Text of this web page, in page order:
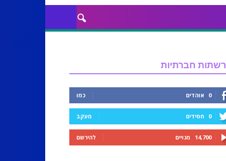
רשתות חברתיות
0 אוהדים כמו
0 חסידים מעקב
14,700 מנויים להירשם